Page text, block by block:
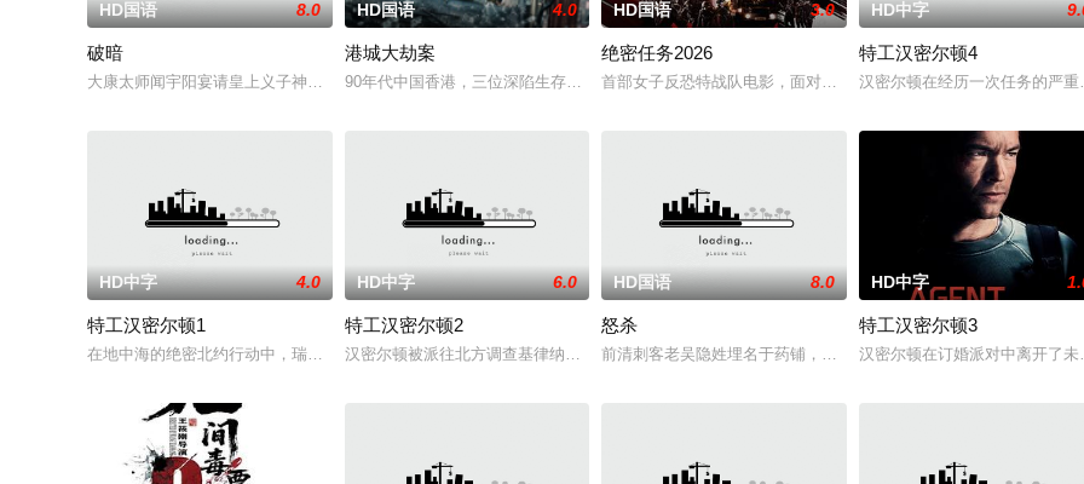
HD国语 8.0
破暗
大康太师闻宇阳宴请皇上义子神策府神威将军冷啸天，席间告知他一个消息，刚刚继任北疆镇海王的薛世明遭刺客暗杀，大康名医李长生父子卷
HD国语 4.0
港城大劫案
90年代中国香港，三位深陷生存绝境的底层小人物，因一场劫案命运交织。押款员唐月玲急需巨款为心脏
HD国语 3.0
绝密任务2026
首部女子反恐特战队电影，面对恐怖主义恶势力，“最飒女子反恐特
HD中字
特工汉密尔顿4
汉密尔顿在经历一次任务的严
HD中字 4.0
特工汉密尔顿1
在地中海的绝密北约行动中，瑞典攻击潜水员遇害。汉密尔顿，受害者的老友，前往法国土伦军事基地展开调查。他与克里斯汀伪装身份，深入
HD中字 6.0
特工汉密尔顿2
汉密尔顿被派往北方调查基律纳太空项目的间谍行为，同时发现有人从瑞典窃取秘密武器材料。他被调至
HD国语 8.0
怒杀
前清刺客老吴隐姓埋名于药铺，却为守护单亲母女小茜和依依，被迫
HD中字
特工汉密尔顿3
汉密尔顿在订婚派对中离开了